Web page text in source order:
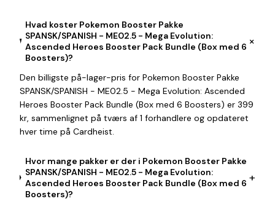
Hvad koster Pokemon Booster Pakke
SPANSK/SPANISH - ME02.5 - Mega Evolution:
Ascended Heroes Booster Pack Bundle (Box med 6
Boosters)?
+
Den billigste på-lager-pris for Pokemon Booster Pakke
SPANSK/SPANISH - ME02.5 - Mega Evolution: Ascended
Heroes Booster Pack Bundle (Box med 6 Boosters) er 399
kr, sammenlignet på tværs af 1 forhandlere og opdateret
hver time på Cardheist.
Hvor mange pakker er der i Pokemon Booster Pakke
SPANSK/SPANISH - ME02.5 - Mega Evolution:
Ascended Heroes Booster Pack Bundle (Box med 6
Boosters)?
+